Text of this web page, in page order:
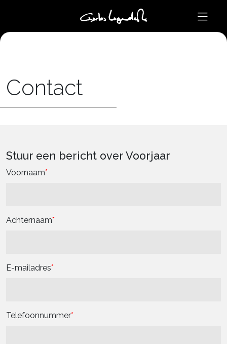
Contact
Stuur een bericht over Voorjaar
Voornaam
Achternaam
E-mailadres
Telefoonnummer